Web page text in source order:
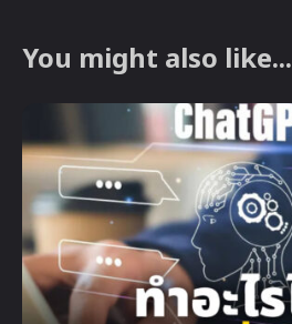
You might also like...